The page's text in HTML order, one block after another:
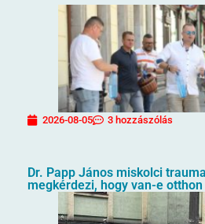
2026-08-05 3 hozzászólás
Dr. Papp János miskolci
megkérdezi, hogy van-e